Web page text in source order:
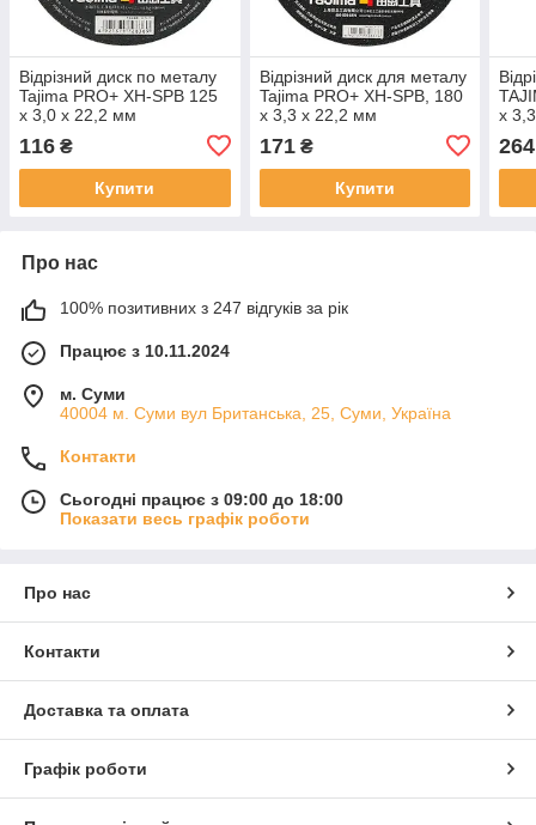
Відрізний диск по металу
Tajima PRO+ XH-SPB 125
х 3,0 х 22,2 мм
116 ₴
Купити
Відрізний диск для металу
Tajima PRO+ XH-SPB, 180
х 3,3 х 22,2 мм
171₴
Купити
х
264
Про нас
100% позитивних з 247 відгуків за рік
Працює з 10.11.2024
м. Суми
40004 м. Суми вул Британська, 25, Суми, Україна
Контакти
Сьогодні працює з 09:00 до 18:00
Показати весь графік роботи
Про нас
Контакти
Доставка та оплата
Графік роботи